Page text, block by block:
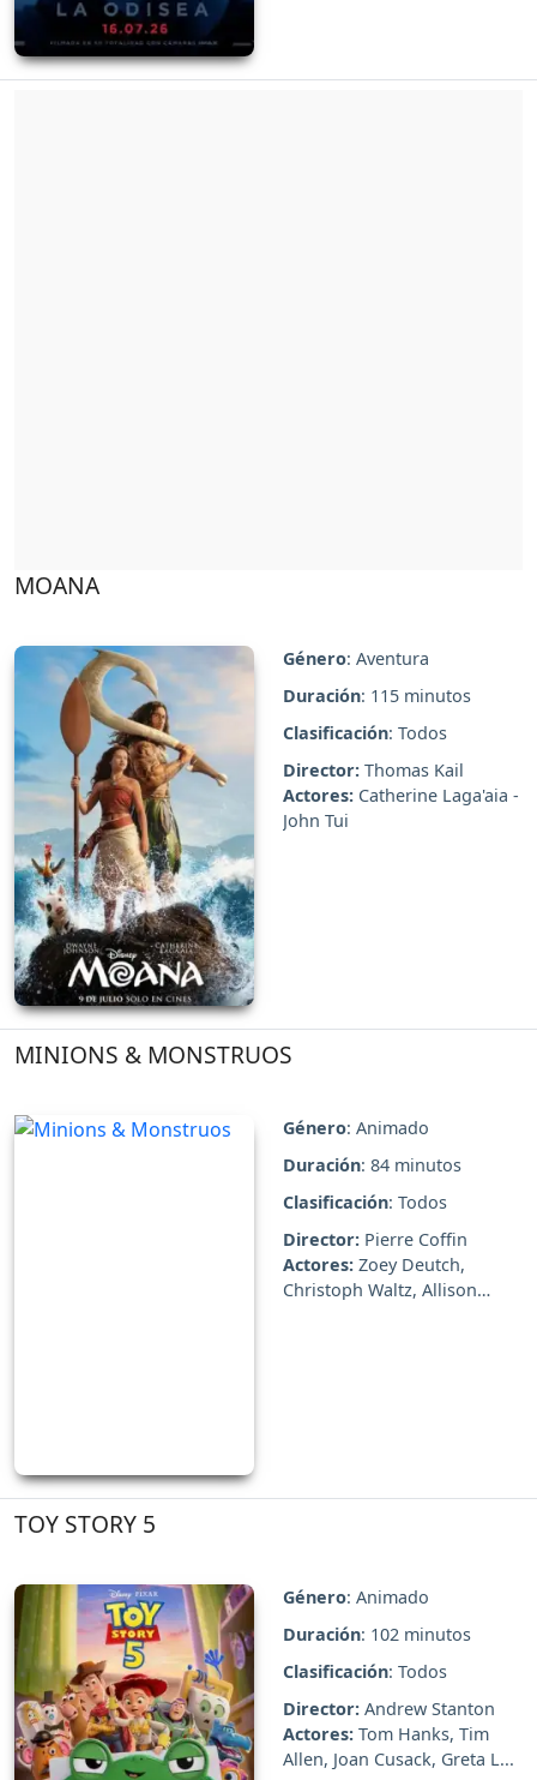
MOANA
Género: Aventura
Duración: 115 minutos
Clasificación: Todos
Director: Thomas Kail
Actores: Catherine Laga'aia -
John Tui
MINIONS & MONSTRUOS
Género: Animado
Duración: 84 minutos
Clasificación: Todos
Director: Pierre Coffin
Actores: Zoey Deutch,
Christoph Waltz, Allison
TOY STORY 5
Género: Animado
Duración: 102 minutos
Clasificación: Todos
Director: Andrew Stanton
Actores: Tom Hanks, Tim
Allen, Joan Cusack, Greta L...